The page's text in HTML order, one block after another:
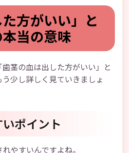
た方がいい」と
当の意味
茎の血は出した方がいい」と
少し詳しく見ていきましょ
ポイント
やすいんですよね。